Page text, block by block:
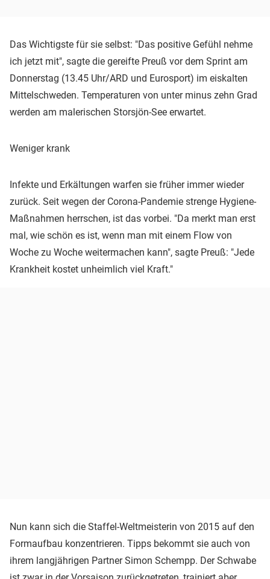
Das Wichtigste für sie selbst: "Das positive Gefühl nehme
ich jetzt mit", sagte die gereifte Preuß vor dem Sprint am
Donnerstag (13.45 Uhr/ARD und Eurosport) im eiskalten
Mittelschweden. Temperaturen von unter minus zehn Grad
werden am malerischen Storsjön-See erwartet.
Weniger krank
Infekte und Erkältungen warfen sie früher immer wieder
zurück. Seit wegen der Corona-Pandemie strenge Hygiene-
Maßnahmen herrschen, ist das vorbei. "Da merkt man erst
mal, wie schön es ist, wenn man mit einem Flow von
Woche zu Woche weitermachen kann", sagte Preuß: "Jede
Krankheit kostet unheimlich viel Kraft."
Nun kann sich die Staffel-Weltmeisterin von 2015 auf den
Formaufbau konzentrieren. Tipps bekommt sie auch von
ihrem langjährigen Partner Simon Schempp. Der Schwabe